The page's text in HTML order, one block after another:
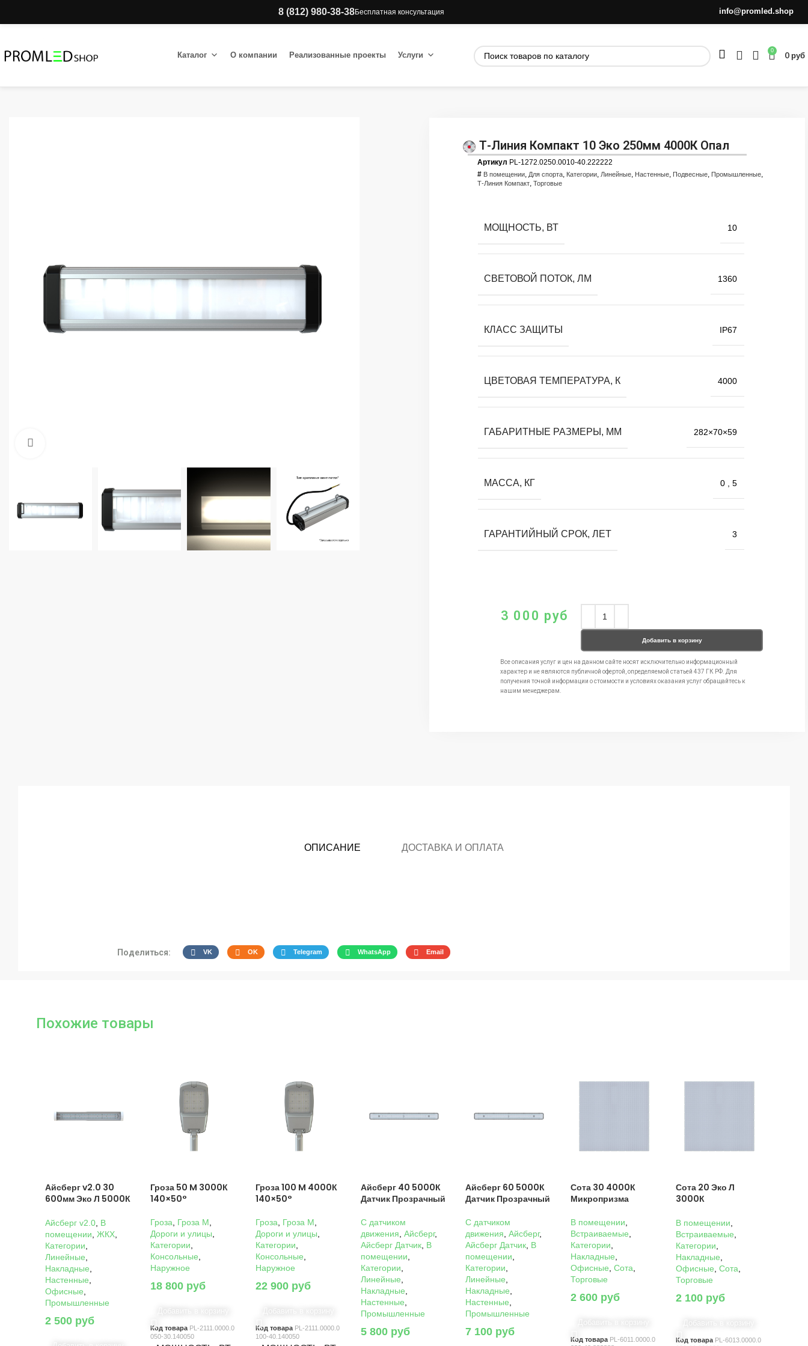
8 (812) 980-38-38Бесплатная консультация info@promled.shop
Каталог О компании Реализованные проекты Услуги 0 0руб
Т-Линия Компакт 10 Эко 250мм 4000К Опал
Артикул PL-1272.0250.0010-40.222222
# В помещении Для спорта Категории Линейные Настенные Подвесные Промышленные
Т-Линия Компакт ,Торговые
МОЩНОСТЬ, ВТ 10
СВЕТОВОЙ ПОТОК, ЛМ 1360
КЛАСС ЗАЩИТЫ IP67
ЦВЕТОВАЯ ТЕМПЕРАТУРА, К 4000
ГАБАРИТНЫЕ РАЗМЕРЫ, ММ 282×70×59
МАССА, КГ 0 ,5
ГАРАНТИЙНЫЙ СРОК, ЛЕТ 3
3 000 руб
Добавить в корзину
Все описания услуг и цен на данном сайте носят исключительно информационный
характер и не являются публичной офертой, определяемой статьей 437 ГК РФ. Для
получения точной информации о стоимости и условиях оказания услуг обращайтесь к
нашим менеджерам.
ОПИСАНИЕ ДОСТАВКА И ОПЛАТА
Поделиться: VK OK Telegram WhatsApp Email
Похожие товары
Айсберг v2.0 30
600мм Эко Л 5000К
Айсберг v2.0 В
помещении ЖКХ
Категории
Линейные
Накладные
Настенные
Офисные
Промышленные
2 500 руб
Гроза 50 M 3000К
140×50°
Гроза Гроза M
Дороги и улицы
Категории
Консольные
Наружное
18 800 руб
Код товара PL-2111.0000.0
050-30.140050
Гроза 100 M 4000К
140×50°
Гроза Гроза M
Дороги и улицы
Категории
Консольные
Наружное
22 900 руб
Код товара PL-2111.0000.0
100-40.140050
Айсберг 40 5000К
Датчик Прозрачный
C датчиком
движения Айсберг,
Айсберг Датчик, В
помещении
Категории
Линейные
Накладные
Настенные
Промышленные
5 800 руб
Айсберг 60 5000К
Датчик Прозрачный
C датчиком
движения ,Айсберг,
Айсберг Датчик В
помещении
Категории
Линейные
Накладные
Настенные
Промышленные
7 100 руб
Сота 30 4000К
Микропризма
В помещении
Встраиваемые
Категории
Накладные
Офисные ,Сота
Торговые
2 600 руб
Код товара PL-6011.0000.0
Сота 20 Эко Л
3000К
В помещении
Встраиваемые
Категории
Накладные
Офисные ,Сота
Торговые
2 100 руб
Код товара PL-6013.0000.0